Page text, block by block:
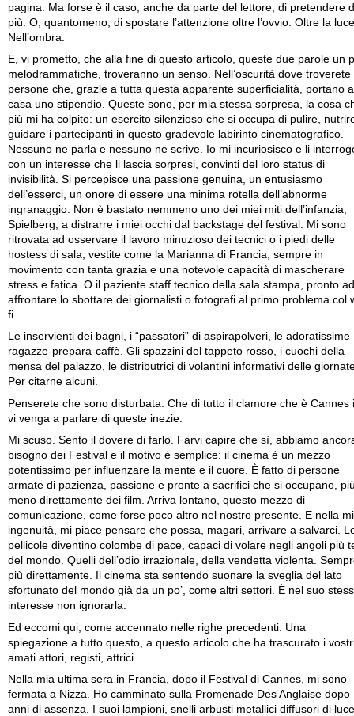
pagina. Ma forse è il caso, anche da parte del lettore, di pretendere
più. O, quantomeno, di spostare l’attenzione oltre l’ovvio. Oltre la
Nell’ombra.
E, vi prometto, che alla fine di questo articolo, queste due parole un
melodrammatiche, troveranno un senso. Nell’oscurità dove troverete
persone che, grazie a tutta questa apparente superficialità, portano a
casa uno stipendio. Queste sono, per mia stessa sorpresa, la cosa
più mi ha colpito: un esercito silenzioso che si occupa di pulire,
guidare i partecipanti in questo gradevole labirinto cinematografico.
Nessuno ne parla e nessuno ne scrive. Io mi incuriosisco e li
con un interesse che li lascia sorpresi, convinti del loro status di
invisibilità. Si percepisce una passione genuina, un entusiasmo
dell’esserci, un onore di essere una minima rotella dell’abnorme
ingranaggio. Non è bastato nemmeno uno dei miei miti dell’infanzia,
Spielberg, a distrarre i miei occhi dal backstage del festival. Mi sono
ritrovata ad osservare il lavoro minuzioso dei tecnici o i piedi delle
hostess di sala, vestite come la Marianna di Francia, sempre in
movimento con tanta grazia e una notevole capacità di mascherare
stress e fatica. O il paziente staff tecnico della sala stampa, pronto ad
affrontare lo sbottare dei giornalisti o fotografi al primo problema col
fi.
Le inservienti dei bagni, i “passatori” di aspirapolveri, le adoratissime
ragazze-prepara-caffè. Gli spazzini del tappeto rosso, i cuochi della
mensa del palazzo, le distributrici di volantini informativi delle
Per citarne alcuni.
Penserete che sono disturbata. Che di tutto il clamore che è Cannes
vi venga a parlare di queste inezie.
Mi scuso. Sento il dovere di farlo. Farvi capire che sì, abbiamo
bisogno dei Festival e il motivo è semplice: il cinema è un mezzo
potentissimo per influenzare la mente e il cuore. È fatto di persone
armate di pazienza, passione e pronte a sacrifici che si occupano,
meno direttamente dei film. Arriva lontano, questo mezzo di
comunicazione, come forse poco altro nel nostro presente. E nella
ingenuità, mi piace pensare che possa, magari, arrivare a salvarci.
pellicole diventino colombe di pace, capaci di volare negli angoli più
del mondo. Quelli dell’odio irrazionale, della vendetta violenta.
più direttamente. Il cinema sta sentendo suonare la sveglia del lato
sfortunato del mondo già da un po’, come altri settori. È nel suo
interesse non ignorarla.
Ed eccomi qui, come accennato nelle righe precedenti. Una
spiegazione a tutto questo, a questo articolo che ha trascurato i
amati attori, registi, attrici.
Nella mia ultima sera in Francia, dopo il Festival di Cannes, mi sono
fermata a Nizza. Ho camminato sulla Promenade Des Anglaise dopo
anni di assenza. I suoi lampioni, snelli arbusti metallici diffusori di